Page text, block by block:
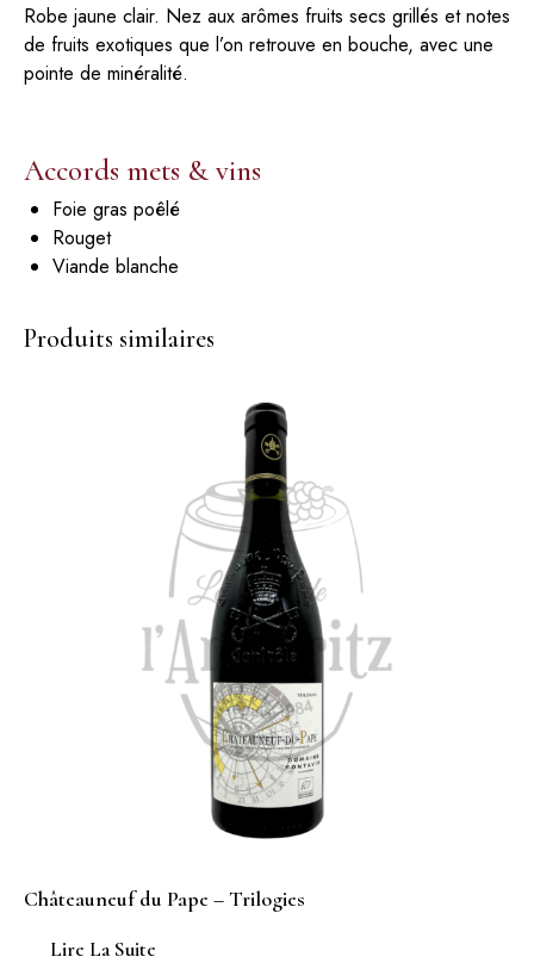
Robe jaune clair. Nez aux arômes fruits secs grillés et notes
de fruits exotiques que l’on retrouve en bouche, avec une
pointe de minéralité.
Accords mets & vins
Foie gras poêlé
Rouget
Viande blanche
Produits similaires
Châteauneuf du Pape – Trilogies
Lire La Suite